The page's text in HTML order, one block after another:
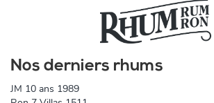
Nos derniers rhums
JM 10 ans 1989